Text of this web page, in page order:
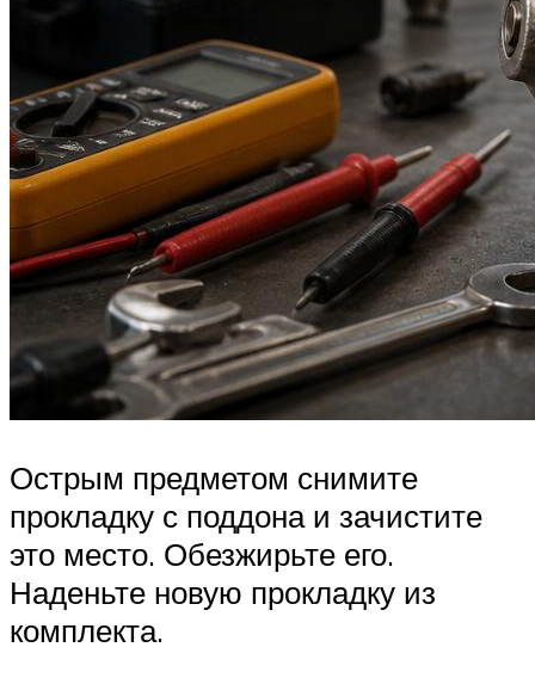
Острым предметом снимите
прокладку с поддона и зачистите
это место. Обезжирьте его.
Наденьте новую прокладку из
комплекта.